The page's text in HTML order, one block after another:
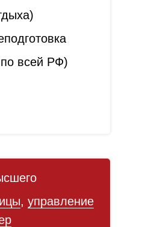
всей РФ)
, управление